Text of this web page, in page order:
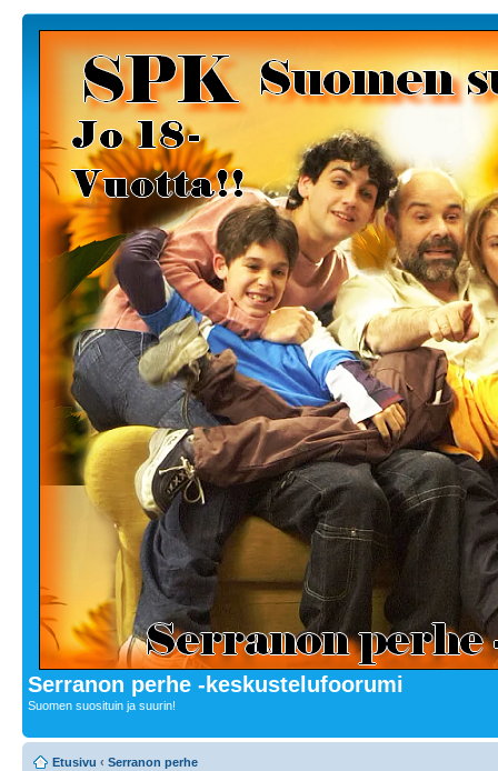
Serranon perhe -keskustelufoorumi
Suomen suosituin ja suurin!
Etusivu ‹ Serranon perhe